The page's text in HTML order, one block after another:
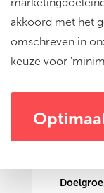
akkoord met het
omschreven in
keuze voor
Muziek